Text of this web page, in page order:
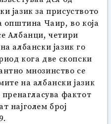
јазик за присуството
општина Чаир, во која
Албанци, четири
албански јазик го
кога две скопски
мнозинство се
на албански јазик
пренагласува фактот
најголем број